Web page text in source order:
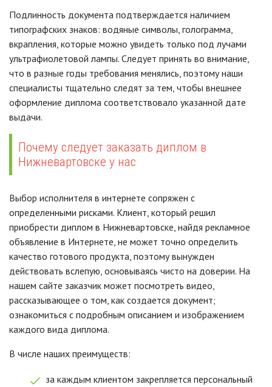
Подлинность документа подтверждается наличием
типографских знаков: водяные символы, голограмма,
вкрапления, которые можно увидеть только под лучами
ультрафиолетовой лампы. Следует принять во внимание,
что в разные годы требования менялись, поэтому наши
специалисты тщательно следят за тем, чтобы внешнее
оформление диплома соответствовало указанной дате
выдачи.
Почему следует заказать диплом в
Нижневартовске у нас
Выбор исполнителя в интернете сопряжен с
определенными рисками. Клиент, который решил
приобрести диплом в Нижневартовске, найдя рекламное
объявление в Интернете, не может точно определить
качество готового продукта, поэтому вынужден
действовать вслепую, основываясь чисто на доверии. На
нашем сайте заказчик может посмотреть видео,
рассказывающее о том, как создается документ;
ознакомиться с подробным описанием и изображением
каждого вида диплома.
В числе наших преимуществ:
за каждым клиентом закрепляется персональный